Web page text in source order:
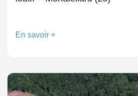
En savoir +